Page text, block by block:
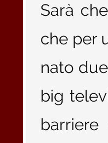
Sarà
che per
nato
big